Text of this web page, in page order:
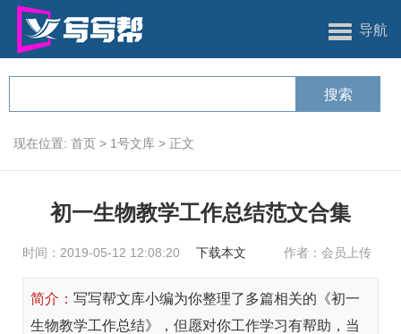
导航
现在位置: 首页 > 1号文库 > 正文
初一生物教学工作总结范文合集
时间：2019-05-12 12:08:20 下载本文 作者：会员上传
简介： 写写帮文库小编为你整理了多篇相关的《初一
生物教学工作总结》，但愿对你工作学习有帮助，当